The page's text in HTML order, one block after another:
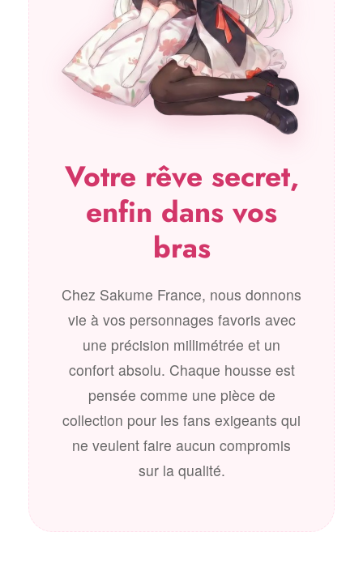
Votre rêve secret,
enfin dans vos
bras
Chez Sakume France, nous donnons
vie à vos personnages favoris avec
une précision millimétrée et un
confort absolu. Chaque housse est
pensée comme une pièce de
collection pour les fans exigeants qui
ne veulent faire aucun compromis
sur la qualité.